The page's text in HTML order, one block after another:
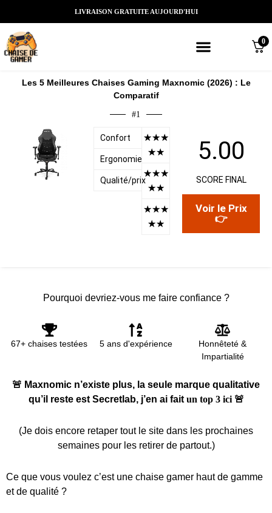
LIVRAISON GRATUITE AUJOURD'HUI
0
Les 5 Meilleures Chaises Gaming Maxnomic (2026) : Le
Comparatif
#1
Confort
Ergonomie
Qualité/prix
☆☆☆
☆☆
☆☆☆
☆☆
☆☆☆
☆☆
5.00
SCORE FINAL
Voir le Prix
👉
Pourquoi devriez-vous me faire confiance ?
67+ chaises testées 5 ans d'expérience
Honnêteté &
Impartialité
🚨 Maxnomic n’existe plus, la seule marque qualitative
qu’il reste est Secretlab, j’en ai fait un top 3 ici🚨
(Je dois encore retaper tout le site dans les prochaines
semaines pour les retirer de partout.)
Ce que vous voulez c’est une chaise gamer haut de gamme
et de qualité ?